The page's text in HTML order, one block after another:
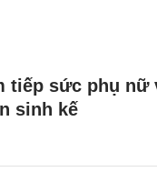
tiếp sức phụ nữ
sinh kế